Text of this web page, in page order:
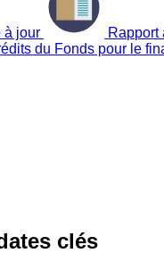
à jour
Rapport
du Fonds pour le
clés